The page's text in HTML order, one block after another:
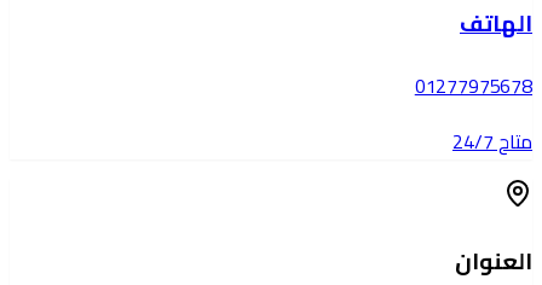
الهاتف
01277975678
متاح 24/7
العنوان